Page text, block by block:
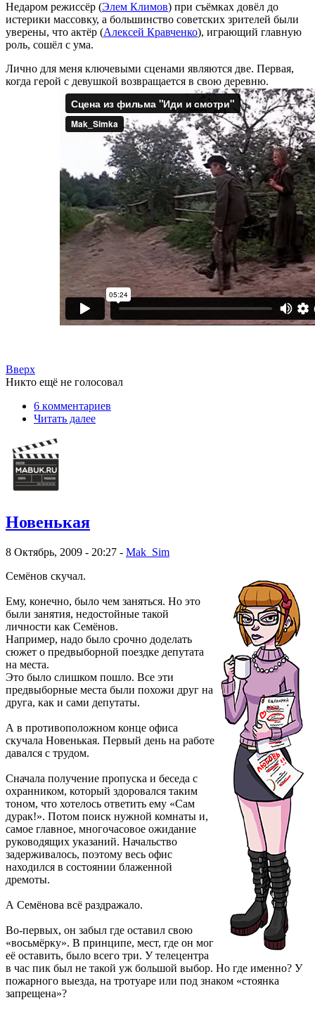
Недаром режиссёр (Элем Климов) при съёмках довёл до
истерики массовку, а большинство советских зрителей были
уверены, что актёр (Алексей Кравченко), играющий главную
роль, сошёл с ума.
Лично для меня ключевыми сценами являются две. Первая,
когда герой с девушкой возвращается в свою деревню.
Вверх
Никто ещё не голосовал
6 кoммeнтаpиев
Читать далее
Новенькая
8 Октябрь, 2009 - 20:27 - Mak_Sim
Семёнов скучал.
Ему, конечно, было чем заняться. Но это
были занятия, недостойные такой
личности как Семёнов.
Например, надо было срочно доделать
сюжет о предвыборной поездке депутата
на места.
Это было слишком пошло. Все эти
предвыборные места были похожи друг на
друга, как и сами депутаты.
А в противоположном конце офиса
скучала Новенькая. Первый день на работе
давался с трудом.
Сначала получение пропуска и беседа с
охранником, который здоровался таким
тоном, что хотелось ответить ему «Сам
дурак!». Потом поиск нужной комнаты и,
самое главное, многочасовое ожидание
руководящих указаний. Начальство
задерживалось, поэтому весь офис
находился в состоянии блаженной
дремоты.
А Семёнова всё раздражало.
Во-первых, он забыл где оставил свою
«восьмёрку». В принципе, мест, где он мог
её оставить, было всего три. У телецентра
в час пик был не такой уж большой выбор. Но где именно? У
пожарного выезда, на тротуаре или под знаком «стоянка
запрещена»?